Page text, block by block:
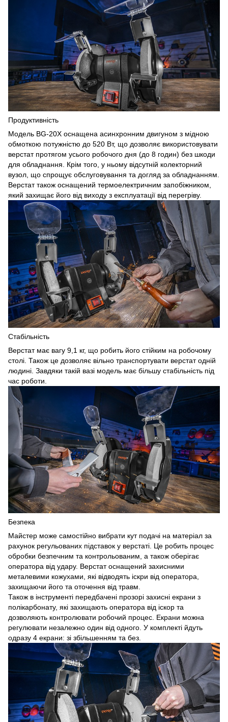
Продуктивність
Модель BG-20X оснащена асинхронним двигуном з мідною
обмоткою потужністю до 520 Вт, що дозволяє використовувати
верстат протягом усього робочого дня (до 8 годин) без шкоди
для обладнання. Крім того, у ньому відсутній колекторний
вузол, що спрощує обслуговування та догляд за обладнанням.
Верстат також оснащений термоелектричним запобіжником,
який захищає його від виходу з експлуатації від перегріву.
Стабільність
Верстат має вагу 9,1 кг, що робить його стійким на робочому
столі. Також це дозволяє вільно транспортувати верстат одній
людині. Завдяки такій вазі модель має більшу стабільність під
час роботи.
Безпека
Майстер може самостійно вибрати кут подачі на матеріал за
рахунок регульованих підставок у верстаті. Це робить процес
обробки безпечним та контрольованим, а також оберігає
оператора від удару. Верстат оснащений захисними
металевими кожухами, які відводять іскри від оператора,
захищаючи його та оточення від травм.
Також в інструменті передбачені прозорі захисні екрани з
полікарбонату, які захищають оператора від іскор та
дозволяють контролювати робочий процес. Екрани можна
регулювати незалежно один від одного. У комплекті йдуть
одразу 4 екрани: зі збільшенням та без.